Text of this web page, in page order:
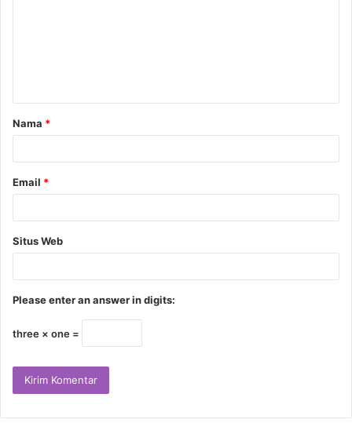
Nama *
Email *
Situs Web
Please enter an answer in digits:
three × one =